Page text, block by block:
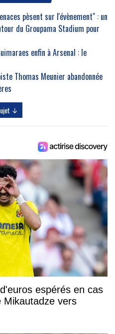
pèsent sur l'évènement" : un
du Groupama Stadium pour
enfin à Arsenal : le
Thomas Meunier abandonnée
↓
espérés en cas
vers